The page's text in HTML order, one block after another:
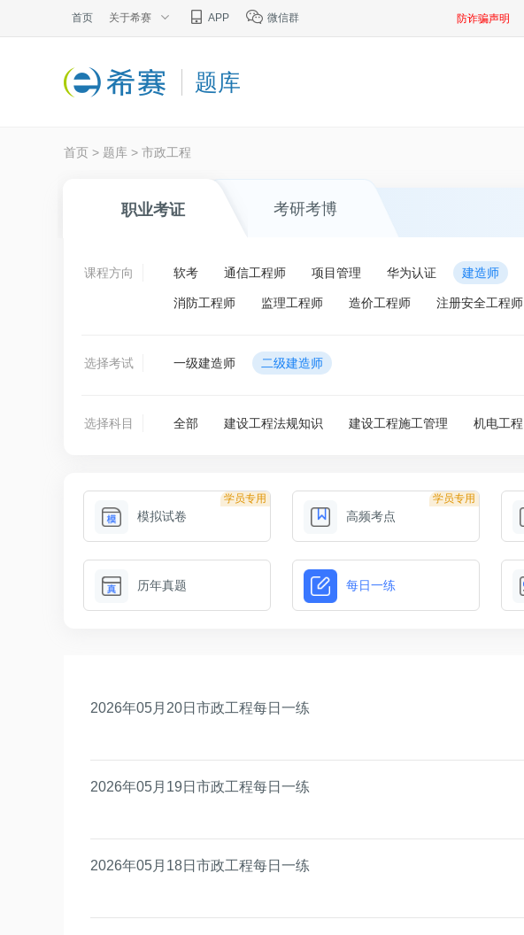
首页 关于希赛 APP 微信群 防诈骗声明
题库
首页 > 题库 > 市政工程
职业考证 考研考博
课程方向 软考 通信工程师 项目管理 华为认证 建造师
消防工程师 监理工程师 造价工程师 注册安全工程师
选择考试 一级建造师 二级建造师
选择科目 全部 建设工程法规知识 建设工程施工管理 机电工程
学员专用
模拟试卷
学员专用
高频考点
历年真题 每日一练
2026年05月20日市政工程每日一练
2026年05月19日市政工程每日一练
2026年05月18日市政工程每日一练